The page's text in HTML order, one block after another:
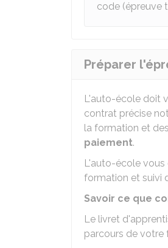
code (épreuve
Préparer
L'auto-école doit
contrat précise
la formation et
paiement.
L'auto-école vous
formation et suivi
Savoir ce que
Le livret
parcours de votre